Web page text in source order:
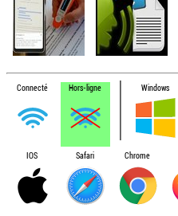
Connecté Hors-ligne Windows
IOS Safari Chrome